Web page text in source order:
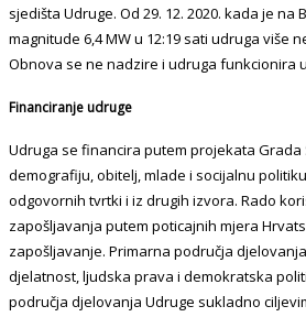
sjedišta Udruge. Od 29. 12. 2020. kada je na
magnitude 6,4 MW u 12:19 sati udruga više
Obnova se ne nadzire i udruga funkcionira
Financiranje udruge
Udruga se financira putem projekata Grada
demografiju, obitelj, mlade i socijalnu
odgovornih tvrtki i iz drugih izvora. Rado
zapošljavanja putem poticajnih mjera
zapošljavanje. Primarna područja
djelatnost, ljudska prava i demokratska
područja djelovanja Udruge sukladno